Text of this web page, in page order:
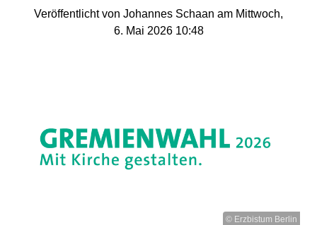
Veröffentlicht von Johannes Schaan am Mittwoch,
6. Mai 2026 10:48
© Erzbistum Berlin